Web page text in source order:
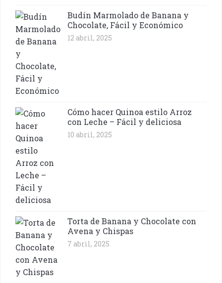
Budín Marmolado de Banana y
Chocolate, Fácil y Económico
12 abril, 2025
Cómo hacer Quinoa estilo Arroz
con Leche – Fácil y deliciosa
10 abril, 2025
Torta de Banana y Chocolate con
Avena y Chispas
7 abril, 2025